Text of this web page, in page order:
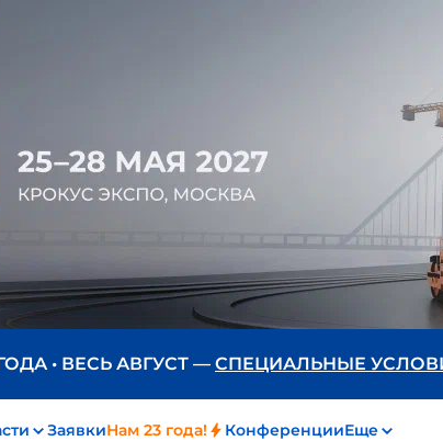
• ВЕСЬ АВГУСТ — СПЕЦИАЛЬНЫЕ
ЗаявкиНам 23 года! КонференцииЕще